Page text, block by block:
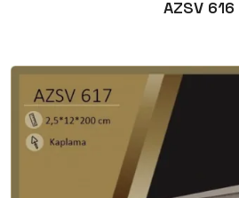
AZSV 616